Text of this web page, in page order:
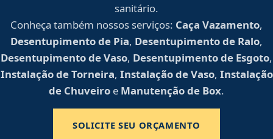
sanitário.
Conheça também nossos serviços: Caça Vazamento,
Desentupimento de Pia, Desentupimento de Ralo,
Desentupimento de Vaso, Desentupimento de Esgoto,
Instalação de Torneira, Instalação de Vaso, Instalação
de Chuveiro e Manutenção de Box.
SOLICITE SEU ORÇAMENTO